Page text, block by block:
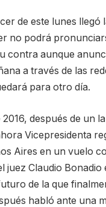
de este lunes llegó
no podrá
contra aunque
a través de las
para otro día.
2016, después de un
Vicepresidenta
Aires en un vuelo
juez Claudio Bonadio
de la que
habló ante una